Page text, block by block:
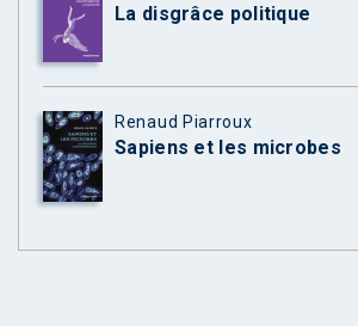
La disgrâce politique
Renaud Piarroux
Sapiens et les microbes